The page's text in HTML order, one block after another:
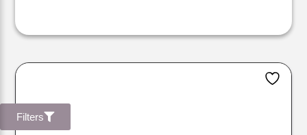
Filters